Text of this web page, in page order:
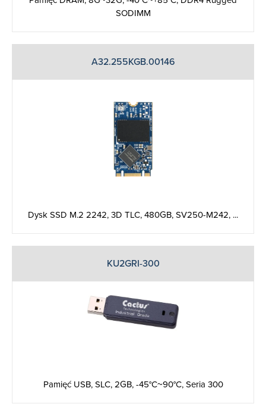
SODIMM
A32.255KGB.00146
Dysk SSD M.2 2242, 3D TLC, 480GB, SV250-M242, ...
KU2GRI-300
Pamięć USB, SLC, 2GB, -45°C~90°C, Seria 300